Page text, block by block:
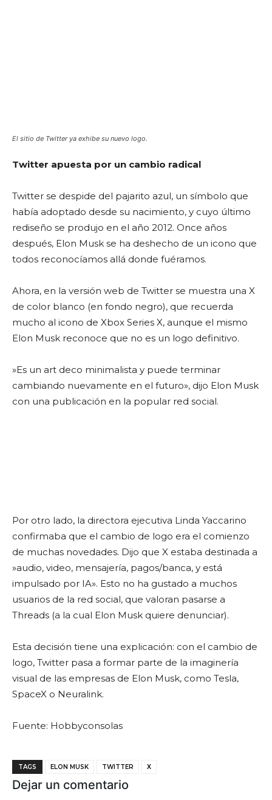
El sitio de Twitter ya exhibe su nuevo logo.
Twitter apuesta por un cambio radical
Twitter se despide del pajarito azul, un símbolo que
había adoptado desde su nacimiento, y cuyo último
rediseño se produjo en el año 2012. Once años
después, Elon Musk se ha deshecho de un icono que
todos reconocíamos allá donde fuéramos.
Ahora, en la versión web de Twitter se muestra una X
de color blanco (en fondo negro), que recuerda
mucho al icono de Xbox Series X, aunque el mismo
Elon Musk reconoce que no es un logo definitivo.
»Es un art deco minimalista y puede terminar
cambiando nuevamente en el futuro», dijo Elon Musk
con una publicación en la popular red social.
Por otro lado, la directora ejecutiva Linda Yaccarino
confirmaba que el cambio de logo era el comienzo
de muchas novedades. Dijo que X estaba destinada a
»audio, video, mensajería, pagos/banca, y está
impulsado por IA». Esto no ha gustado a muchos
usuarios de la red social, que valoran pasarse a
Threads (a la cual Elon Musk quiere denunciar).
Esta decisión tiene una explicación: con el cambio de
logo, Twitter pasa a formar parte de la imaginería
visual de las empresas de Elon Musk, como Tesla,
SpaceX o Neuralink.
Fuente: Hobbyconsolas
TAGS ELON MUSK TWITTER X
Dejar un comentario